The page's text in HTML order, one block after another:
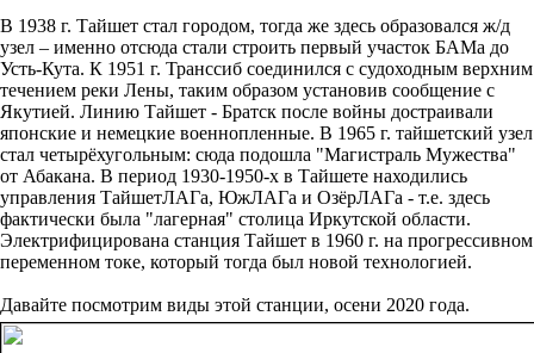
В 1938 г. Тайшет стал городом, тогда же здесь образовался ж/д
узел – именно отсюда стали строить первый участок БАМа до
Усть-Кута. К 1951 г. Транссиб соединился с судоходным верхним
течением реки Лены, таким образом установив сообщение с
Якутией. Линию Тайшет - Братск после войны достраивали
японские и немецкие военнопленные. В 1965 г. тайшетский узел
стал четырёхугольным: сюда подошла "Магистраль Мужества"
от Абакана. В период 1930-1950-х в Тайшете находились
управления ТайшетЛАГа, ЮжЛАГа и ОзёрЛАГа - т.е. здесь
фактически была "лагерная" столица Иркутской области.
Электрифицирована станция Тайшет в 1960 г. на прогрессивном
переменном токе, который тогда был новой технологией.
Давайте посмотрим виды этой станции, осени 2020 года.